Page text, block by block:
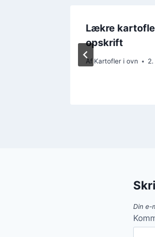
Lækre
opskrift
Af Kartofler i ovn
Din e-